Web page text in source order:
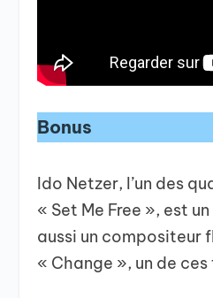
Bonus
Ido Netzer, l’un des
« Set Me Free », est
aussi un compositeur
« Change », un de